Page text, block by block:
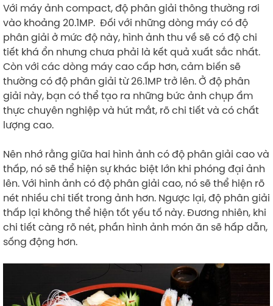
Với máy ảnh compact, độ phân giải thông thường rơi
vào khoảng 20.1MP. Đối với những dòng máy có độ
phân giải ở mức độ này, hình ảnh thu về sẽ có độ chi
tiết khá ổn nhưng chưa phải là kết quả xuất sắc nhất.
Còn với các dòng máy cao cấp hơn, cảm biến sẽ
thường có độ phân giải từ 26.1MP trở lên. Ở độ phân
giải này, bạn có thể tạo ra những bức ảnh chụp ẩm
thực chuyên nghiệp và hút mắt, rõ chi tiết và có chất
lượng cao.
Nên nhớ rằng giữa hai hình ảnh có độ phân giải cao và
thấp, nó sẽ thể hiện sự khác biệt lớn khi phóng đại ảnh
lên. Với hình ảnh có độ phân giải cao, nó sẽ thể hiện rõ
nét nhiều chi tiết trong ảnh hơn. Ngược lại, độ phân giải
thấp lại không thể hiện tốt yếu tố này. Đương nhiên, khi
chi tiết càng rõ nét, phần hình ảnh món ăn sẽ hấp dẫn,
sống động hơn.